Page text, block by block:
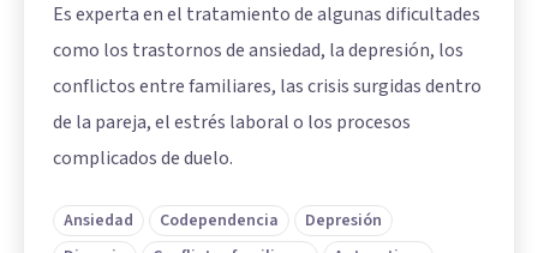
Es experta en el tratamiento de algunas dificultades
como los trastornos de ansiedad, la depresión, los
conflictos entre familiares, las crisis surgidas dentro
de la pareja, el estrés laboral o los procesos
complicados de duelo.
Ansiedad Codependencia
Depresión